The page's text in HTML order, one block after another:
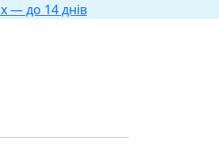
— до 14 днів